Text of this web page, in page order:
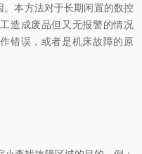
本方法对于长期闲置的数控
造成废品但又无报警的情况
错误，或者是机床故障的原